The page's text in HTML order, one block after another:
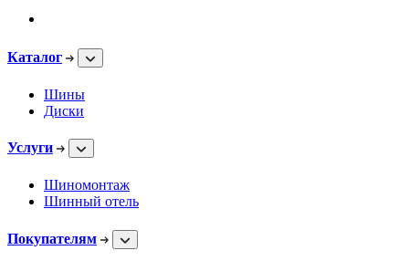
Каталог
Шины
Диски
Услуги
Шиномонтаж
Шинный отель
Покупателям